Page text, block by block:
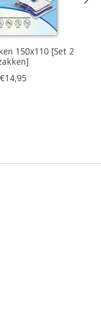
150x110 [Set 2
€14,95